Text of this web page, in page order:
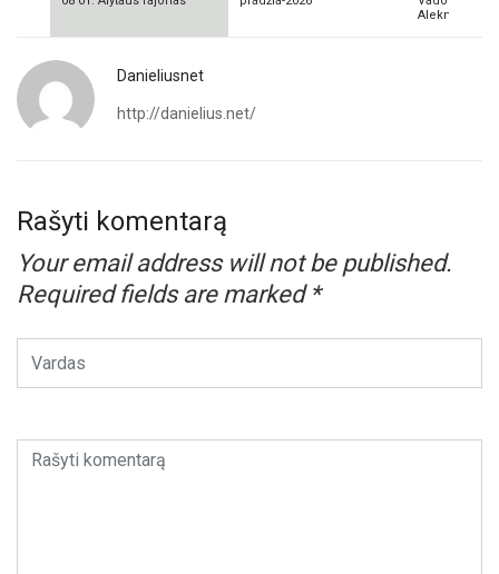
Aleknavičius
Danieliusnet
http://danielius.net/
Rašyti komentarą
Your email address will not be published.
Required fields are marked *